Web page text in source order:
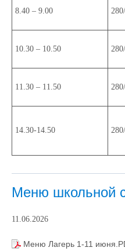
8.40 – 9.00
10.30 – 10.50
11.30 – 11.50
14.30-14.50
Меню школьной
11.06.2026
Меню Лагерь 1-11